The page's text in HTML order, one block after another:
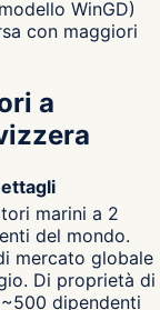
WinGD)
con maggiori
a
marini a 2
del mondo.
mercato globale
Di proprietà di
dipendenti